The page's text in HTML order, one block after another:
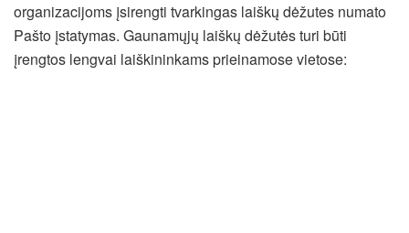
organizacijoms įsirengti tvarkingas laiškų dėžutes numato
Pašto įstatymas. Gaunamųjų laiškų dėžutės turi būti
įrengtos lengvai laiškininkams prieinamose vietose: